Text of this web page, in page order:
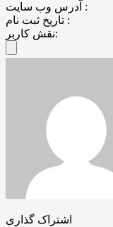
آدرس وب سایت :
تاریخ ثبت نام :
نقش کاربر:
اشتراک گذاری